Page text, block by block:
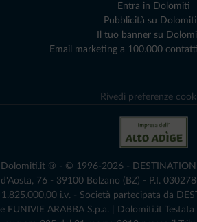
Entra in Dolomiti
Pubblicità su
Il tuo banner su
Email marketing a 100.000
Rivedi preferenze
Dolomiti.it ® - © 1996-2026 - DESTINATION
d'Aosta, 76 - 39100 Bolzano (BZ) - P.I.
1.825.000,00 i.v. - Società partecipata da
e FUNIVIE ARABBA S.p.a. | Dolomiti.it